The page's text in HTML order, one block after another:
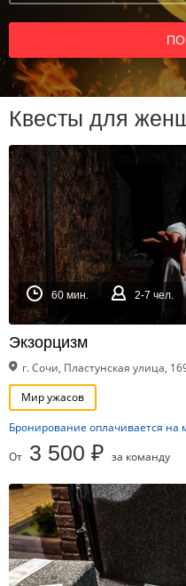
Квесты для
60 мин. 2-7 чел.
Экзорцизм
г. Сочи, Пластунская улица,
Мир ужасов
Бронирование оплачивается на
От 3 500 ₽ за команду